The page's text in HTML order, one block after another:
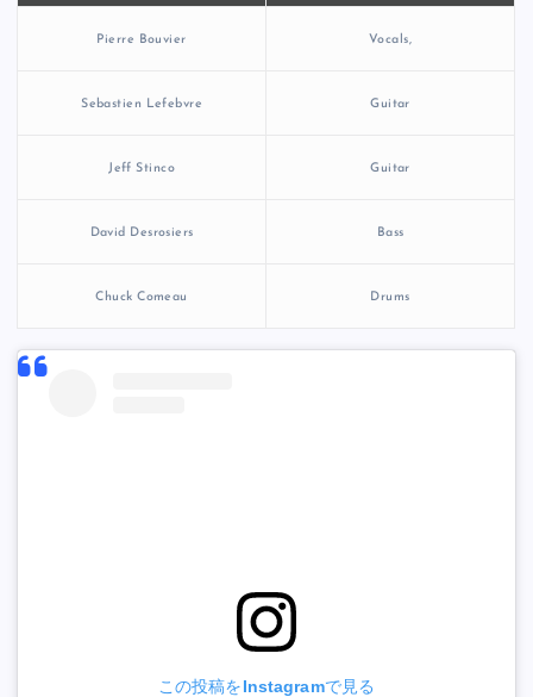
Pierre Bouvier Vocals,
Sebastien Lefebvre Guitar
Jeff Stinco Guitar
David Desrosiers Bass
Chuck Comeau Drums
この投稿をInstagramで見る